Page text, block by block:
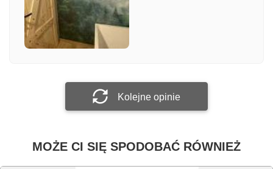
Załącz zdjęcie
Kolejne opinie
MOŻE CI SIĘ SPODOBAĆ RÓWNIEŻ